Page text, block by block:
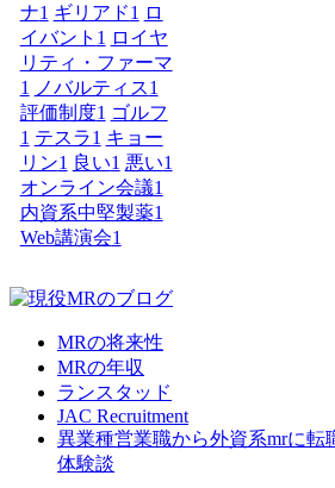
ナ1 ギリアド1 ロ
イバント 1 ロイヤ
リティ・ファーマ
1
ノバルティス1
評価制度1 ゴルフ
1 テスラ1 キョー
リン1 良い1 悪い1
オンライン会議1
内資系中堅製薬1
Web講演会1
MRの将来性
MRの年収
ランスタッド
JAC Recruitment
異業種営業職から外資系mrに転
体験談